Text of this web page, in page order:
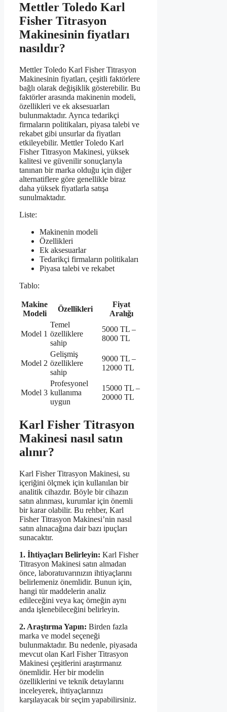
Mettler Toledo Karl
Fisher Titrasyon
Makinesinin fiyatları
nasıldır?
Mettler Toledo Karl Fisher Titrasyon
Makinesinin fiyatları, çeşitli faktörlere
bağlı olarak değişiklik gösterebilir. Bu
faktörler arasında makinenin modeli,
özellikleri ve ek aksesuarları
bulunmaktadır. Ayrıca tedarikçi
firmaların politikaları, piyasa talebi ve
rekabet gibi unsurlar da fiyatları
etkileyebilir. Mettler Toledo Karl
Fisher Titrasyon Makinesi, yüksek
kalitesi ve güvenilir sonuçlarıyla
tanınan bir marka olduğu için diğer
alternatiflere göre genellikle biraz
daha yüksek fiyatlarla satışa
sunulmaktadır.
Liste:
Makinenin modeli
Özellikleri
Ek aksesuarlar
Tedarikçi firmaların politikaları
Piyasa talebi ve rekabet
Tablo:
Makine
Modeli
Özellikleri
Fiyat
Aralığı
Model 1
Temel
özelliklere
sahip
5000 TL –
8000 TL
Model 2
Gelişmiş
özelliklere
sahip
9000 TL –
12000 TL
Model 3
Profesyonel
kullanıma
uygun
15000 TL –
20000 TL
Karl Fisher Titrasyon
Makinesi nasıl satın
alınır?
Karl Fisher Titrasyon Makinesi, su
içeriğini ölçmek için kullanılan bir
analitik cihazdır. Böyle bir cihazın
satın alınması, kurumlar için önemli
bir karar olabilir. Bu rehber, Karl
Fisher Titrasyon Makinesi’nin nasıl
satın alınacağına dair bazı ipuçları
sunacaktır.
1. İhtiyaçları Belirleyin: Karl Fisher
Titrasyon Makinesi satın almadan
önce, laboratuvarınızın ihtiyaçlarını
belirlemeniz önemlidir. Bunun için,
hangi tür maddelerin analiz
edileceğini veya kaç örneğin aynı
anda işlenebileceğini belirleyin.
2. Araştırma Yapın: Birden fazla
marka ve model seçeneği
bulunmaktadır. Bu nedenle, piyasada
mevcut olan Karl Fisher Titrasyon
Makinesi çeşitlerini araştırmanız
önemlidir. Her bir modelin
özelliklerini ve teknik detaylarını
inceleyerek, ihtiyaçlarınızı
karşılayacak bir seçim yapabilirsiniz.